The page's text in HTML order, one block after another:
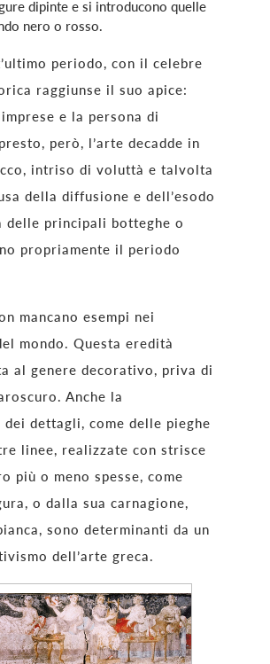
dipinte e si introducono quelle
nero o rosso.
periodo, con il celebre
raggiunse il suo apice:
e la persona di
però, l’arte decadde in
intriso di voluttà e talvolta
della diffusione e dell’esodo
delle principali botteghe o
propriamente il periodo
mancano esempi nei
mondo. Questa eredità
al genere decorativo, priva di
Anche la
dei dettagli, come delle pieghe
linee, realizzate con strisce
più o meno spesse, come
o dalla sua carnagione,
sono determinanti da un
dell’arte greca.